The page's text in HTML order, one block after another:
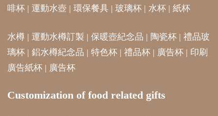
啡杯 | 運動水壺 | 環保餐具 | 玻璃杯 | 水杯 | 紙杯
水樽 | 運動水樽訂製 | 保暖壺紀念品 | 陶瓷杯 | 禮品玻
璃杯 | 鋁水樽紀念品 | 特色杯 | 禮品杯 | 廣告杯 | 印刷
廣告紙杯 | 廣告杯
Customization of food related gifts